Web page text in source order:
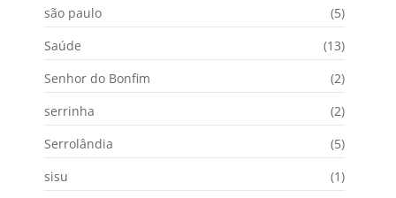
são paulo
(5)
Saúde
(13)
Senhor do Bonfim
(2)
serrinha
(2)
Serrolândia
(5)
sisu
(1)